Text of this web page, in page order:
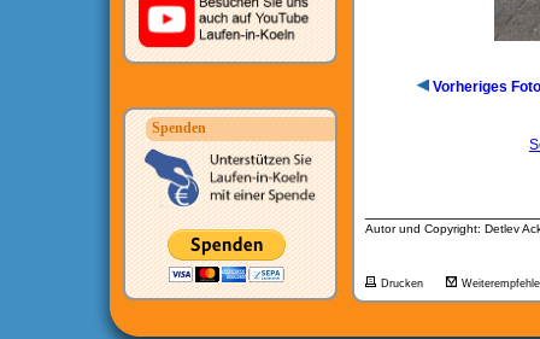
Spenden
Vorheriges Foto
Autor und Copyright: Detlev
Drucken